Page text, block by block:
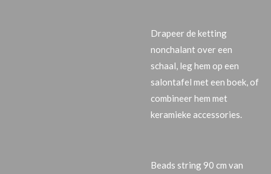
Drapeer de ketting
nonchalant over een
schaal, leg hem op een
salontafel met een boek, of
combineer hem met
keramieke accessories.
Beads string 90 cm van